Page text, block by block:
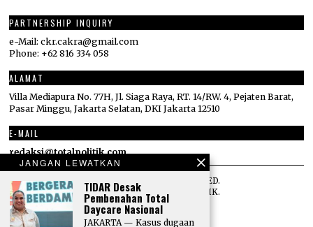
PARTNERSHIP INQUIRY
e-Mail: ckr.cakra@gmail.com
Phone: +62 816 334 058
ALAMAT
Villa Mediapura No. 77H, Jl. Siaga Raya, RT. 14/RW. 4, Pejaten Barat,
Pasar Minggu, Jakarta Selatan, DKI Jakarta 12510
E-MAIL
redaksi@totalpolitik.com
©2026
ALL RIGHTS RESERVED.
DESIGNED BY
TOTAL POLITIK.
JANGAN LEWATKAN
TIDAR Desak
Pembenahan Total
Daycare Nasional
JAKARTA — Kasus dugaan